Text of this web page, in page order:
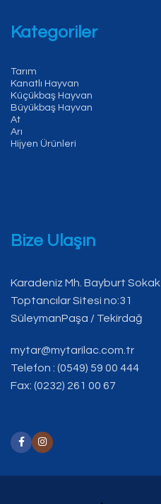
Kategoriler
Tarım
Kanatlı Hayvan
Küçükbaş Hayvan
Büyükbaş Hayvan
At
Arı
Hijyen Ürünleri
Bize Ulaşın
Karadeniz Mh. Bayburt Sokak
Toptancılar Sitesi no:31
SüleymanPaşa / Tekirdağ
mytar@mytarilac.com.tr
Telefon : (0549) 59 00 444
Fax: (0232) 261 00 67